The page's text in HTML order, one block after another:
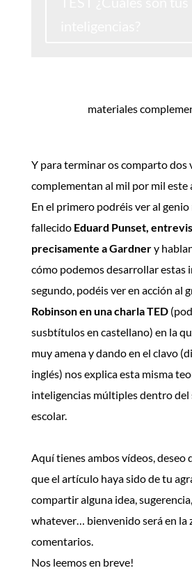
materiales
Y para terminar os comparto dos
complementan al mil por mil este
En el primero podréis ver al
fallecido Eduard Punset,
precisamente a Gardnery
cómo podemos desarrollar estas
segundo, podéis ver en acción al
Robinson en una charla TED
susbtítulos en castellano) en la
muy amena y dando en el clavo
inglés) nos explica esta misma
inteligencias múltiples dentro
escolar.
Aquí tienes ambos vídeos, deseo
que el artículo haya sido de tu
compartir alguna idea,
whatever… bienvenido será en la
comentarios.
Nos leemos en breve!